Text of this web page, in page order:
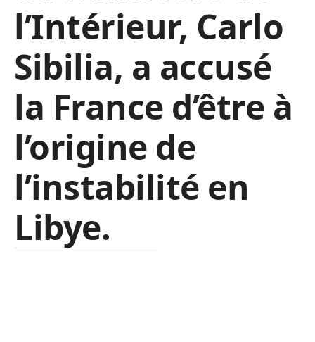
l’Intérieur, Carlo
Sibilia, a accusé
la France d’être à
l’origine de
l’instabilité en
Libye.